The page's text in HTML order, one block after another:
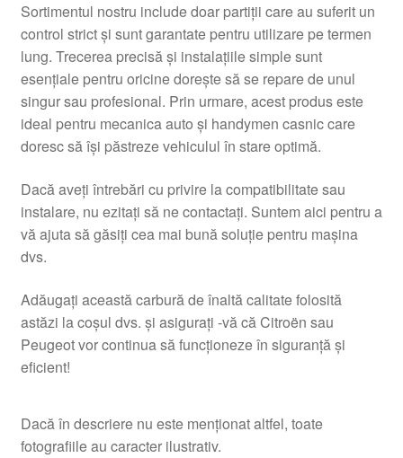
Sortimentul nostru include doar partiții care au suferit un
control strict și sunt garantate pentru utilizare pe termen
lung. Trecerea precisă și instalațiile simple sunt
esențiale pentru oricine dorește să se repare de unul
singur sau profesional. Prin urmare, acest produs este
ideal pentru mecanica auto și handymen casnic care
doresc să își păstreze vehiculul în stare optimă.
Dacă aveți întrebări cu privire la compatibilitate sau
instalare, nu ezitați să ne contactați. Suntem aici pentru a
vă ajuta să găsiți cea mai bună soluție pentru mașina
dvs.
Adăugați această carbură de înaltă calitate folosită
astăzi la coșul dvs. și asigurați -vă că Citroën sau
Peugeot vor continua să funcționeze în siguranță și
eficient!
Dacă în descriere nu este menționat altfel, toate
fotografiile au caracter ilustrativ.